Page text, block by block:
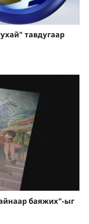
тавдугаар
баяжих"-ыг